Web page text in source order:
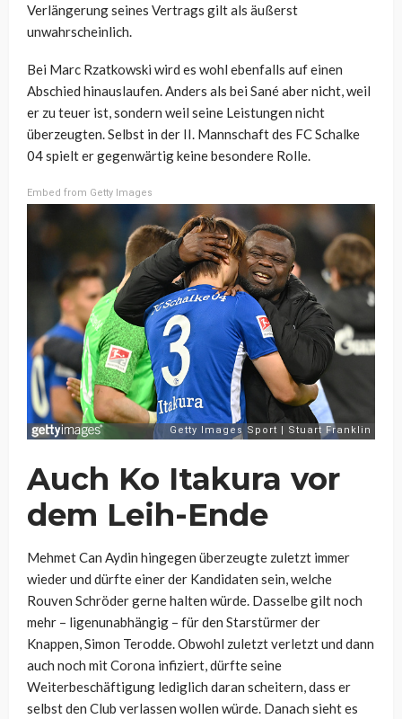
Verlängerung seines Vertrags gilt als äußerst
unwahrscheinlich.
Bei Marc Rzatkowski wird es wohl ebenfalls auf einen
Abschied hinauslaufen. Anders als bei Sané aber nicht, weil
er zu teuer ist, sondern weil seine Leistungen nicht
überzeugten. Selbst in der II. Mannschaft des FC Schalke
04 spielt er gegenwärtig keine besondere Rolle.
Embed from Getty Images
Auch Ko Itakura vor
dem Leih-Ende
Mehmet Can Aydin hingegen überzeugte zuletzt immer
wieder und dürfte einer der Kandidaten sein, welche
Rouven Schröder gerne halten würde. Dasselbe gilt noch
mehr – ligenunabhängig – für den Starstürmer der
Knappen, Simon Terodde. Obwohl zuletzt verletzt und dann
auch noch mit Corona infiziert, dürfte seine
Weiterbeschäftigung lediglich daran scheitern, dass er
selbst den Club verlassen wollen würde. Danach sieht es